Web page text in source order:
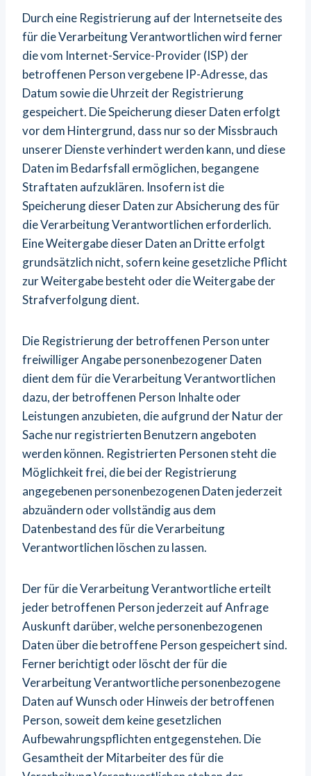
Durch eine Registrierung auf der Internetseite des
für die Verarbeitung Verantwortlichen wird ferner
die vom Internet-Service-Provider (ISP) der
betroffenen Person vergebene IP-Adresse, das
Datum sowie die Uhrzeit der Registrierung
gespeichert. Die Speicherung dieser Daten erfolgt
vor dem Hintergrund, dass nur so der Missbrauch
unserer Dienste verhindert werden kann, und diese
Daten im Bedarfsfall ermöglichen, begangene
Straftaten aufzuklären. Insofern ist die
Speicherung dieser Daten zur Absicherung des für
die Verarbeitung Verantwortlichen erforderlich.
Eine Weitergabe dieser Daten an Dritte erfolgt
grundsätzlich nicht, sofern keine gesetzliche Pflicht
zur Weitergabe besteht oder die Weitergabe der
Strafverfolgung dient.
Die Registrierung der betroffenen Person unter
freiwilliger Angabe personenbezogener Daten
dient dem für die Verarbeitung Verantwortlichen
dazu, der betroffenen Person Inhalte oder
Leistungen anzubieten, die aufgrund der Natur der
Sache nur registrierten Benutzern angeboten
werden können. Registrierten Personen steht die
Möglichkeit frei, die bei der Registrierung
angegebenen personenbezogenen Daten jederzeit
abzuändern oder vollständig aus dem
Datenbestand des für die Verarbeitung
Verantwortlichen löschen zu lassen.
Der für die Verarbeitung Verantwortliche erteilt
jeder betroffenen Person jederzeit auf Anfrage
Auskunft darüber, welche personenbezogenen
Daten über die betroffene Person gespeichert sind.
Ferner berichtigt oder löscht der für die
Verarbeitung Verantwortliche personenbezogene
Daten auf Wunsch oder Hinweis der betroffenen
Person, soweit dem keine gesetzlichen
Aufbewahrungspflichten entgegenstehen. Die
Gesamtheit der Mitarbeiter des für die